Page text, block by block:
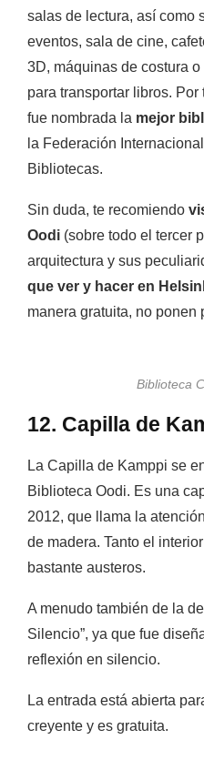
salas de lectura, así como
eventos, sala de cine,
3D, máquinas de costura
para transportar libros. Por
fue nombrada la mejor
la Federación
Bibliotecas.
Sin duda, te recomiendo
Oodi (sobre todo el tercer
arquitectura y sus
que ver y hacer en
manera gratuita, no ponen
Biblioteca
12. Capilla de
La Capilla de Kamppi se
Biblioteca Oodi. Es una
2012, que llama la
de madera. Tanto el
bastante austeros.
A menudo también de la
Silencio”, ya que fue
reflexión en silencio.
La entrada está abierta
creyente y es gratuita.